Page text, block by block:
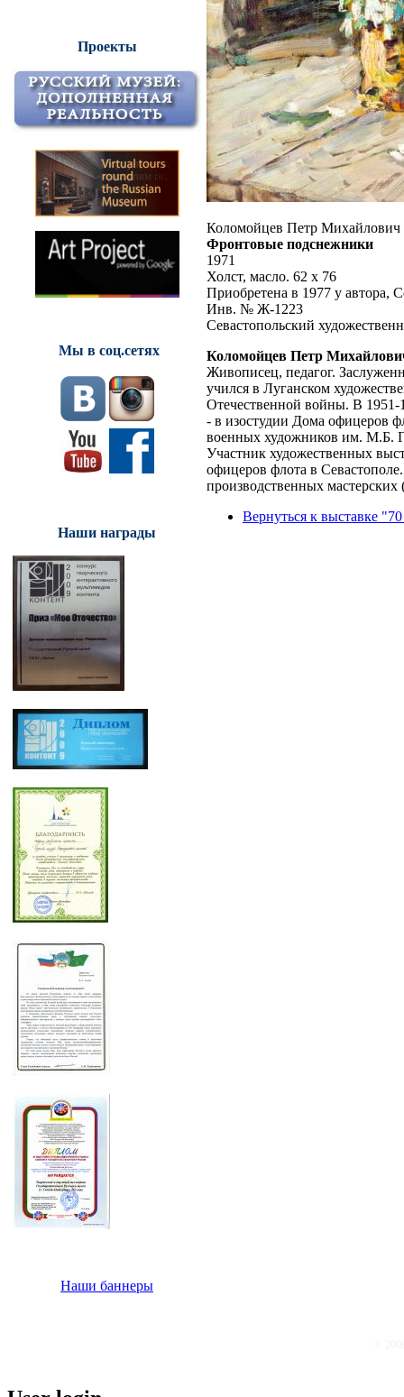
Проекты
Мы в соц.сетях
Наши награды
Наши баннеры
Коломойцев Петр Михайлович
Фронтовые подснежники
1971
Холст, масло. 62 х 76
Приобретена в 1977 у автора,
Инв. № Ж-1223
Севастопольский
Коломойцев Петр
Живописец, педагог.
учился в Луганском
Отечественной войны. В 1951-
- в изостудии Дома офицеров
военных художников им. М.Б.
Участник художественных
офицеров флота в
производственных
Вернуться к выставке